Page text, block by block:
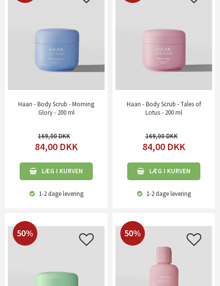
Haan - Body Scrub - Morning
Glory - 200 ml
169,00
84,00 DKK
LÆG I KURVEN
1-2 dagelevering
Haan - Body Scrub - Tales of
Lotus - 200 ml
169,00
84,00 DKK
LÆG I KURVEN
1-2 dagelevering
50% 50%